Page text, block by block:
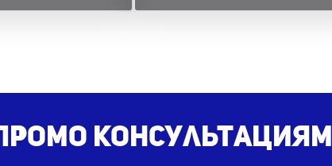
консультациям